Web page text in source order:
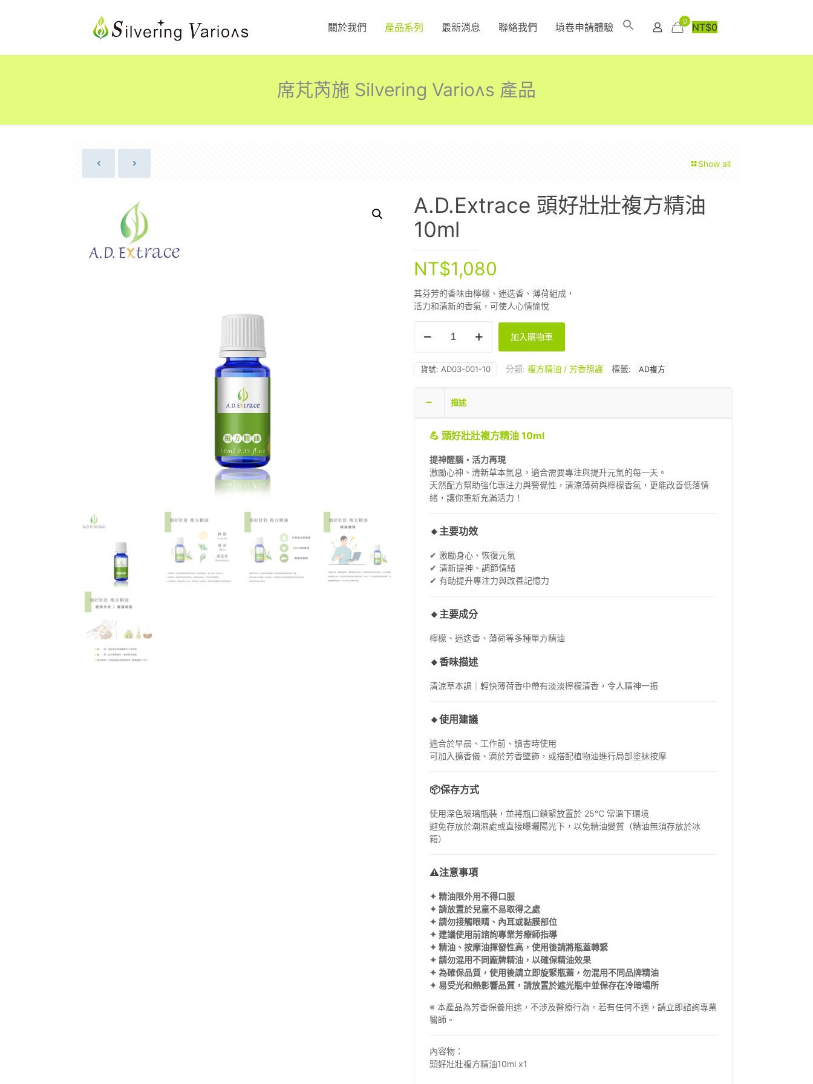
關於我們 產品系列 最新消息 聯絡我們 填卷申請體驗 0 NT$0
席芃芮施 Silvering Varioʌs 產品
Show all
A.D.Extrace 頭好壯壯複方精油
10ml
NT$1,080
其芬芳的香味由檸檬、迷迭香、薄荷組成，
活力和清新的香氣，可使人心情愉悅
壯
壯
10ml
加入購物車
貨號: AD03-001-10 分類: 複方精油 / 芳香照護 標籤: AD複方
描述
💪 頭好壯壯複方精油 10ml
提神醒腦・活力再現
激勵心神、清新草本氣息，適合需要專注與提升元氣的每一天。
天然配方幫助強化專注力與警覺性，清涼薄荷與檸檬香氣，更能改善低落情
緒，讓你重新充滿活力！
🔸主要功效
✔ 激勵身心、恢復元氣
✔ 清新提神、調節情緒
✔ 有助提升專注力與改善記憶力
🔸主要成分
檸檬、迷迭香、薄荷等多種單方精油
🔸香味描述
清涼草本調｜輕快薄荷香中帶有淡淡檸檬清香，令人精神一振
🔸使用建議
適合於早晨、工作前、讀書時使用
可加入擴香儀、滴於芳香墜飾，或搭配植物油進行局部塗抹按摩
📦保存方式
使用深色玻璃瓶裝，並將瓶口鎖緊放置於 25℃ 常溫下環境
避免存放於潮濕處或直接曝曬陽光下，以免精油變質（精油無須存放於冰
箱）
⚠注意事項
✦ 精油限外用不得口服
✦ 請放置於兒童不易取得之處
✦ 請勿接觸眼睛、 內耳或黏膜部位
✦ 建議使用前諮詢專業芳療師指導
✦ 精油、按摩油揮發性高，使用後請將瓶蓋轉緊
✦ 請勿混用不同廠牌精油，以確保精油效果
✦ 為確保品質，使用後請立即旋緊瓶蓋，勿混用不同品牌精油
✦ 易受光和熱影響品質，請放置於遮光瓶中並保存在冷暗場所
※ 本產品為芳香保養用途，不涉及醫療行為。若有任何不適，請立即諮詢專業
醫師。
內容物：
頭好壯壯複方精油10ml x1